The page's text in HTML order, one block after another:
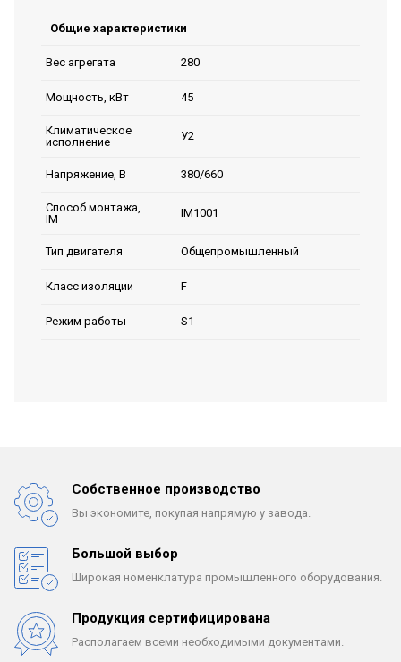
Общие характеристики
Вес агрегата 280
Мощность, кВт 45
Климатическое
исполнение
У2
Напряжение, В 380/660
Способ монтажа,
IM
IM1001
Тип двигателя Общепромышленный
Класс изоляции F
Режим работы S1
Собственное производство
Вы экономите, покупая напрямую у завода.
Большой выбор
Широкая номенклатура промышленного оборудования.
Продукция сертифицирована
Располагаем всеми необходимыми документами.